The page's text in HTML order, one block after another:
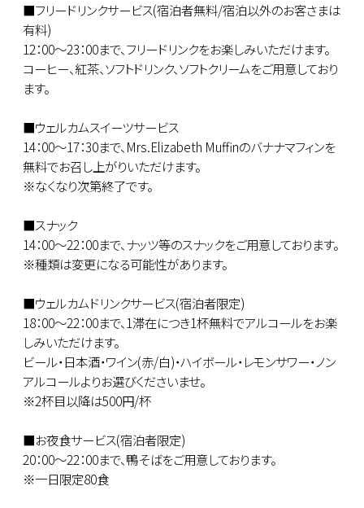
■フリードリンクサービス(宿泊者無料/宿泊以外のお客さまは
有料)
12：00～23：00まで、フリードリンクをお楽しみいただけます。
コーヒー、紅茶、ソフトドリンク、ソフトクリームをご用意しており
ます。
■ウェルカムスイーツサービス
14：00～17：30まで、Mrs.Elizabeth Muffinのバナナマフィンを
無料でお召し上がりいただけます。
※なくなり次第終了です。
■スナック
14：00～22：00まで、ナッツ等のスナックをご用意しております。
※種類は変更になる可能性があります。
■ウェルカムドリンクサービス(宿泊者限定)
18：00～22：00まで、1滞在につき1杯無料でアルコールをお楽
しみいただけます。
ビール・日本酒・ワイン(赤/白)・ハイボール・レモンサワー・ノン
アルコールよりお選びくださいませ。
※2杯目以降は500円/杯
■お夜食サービス(宿泊者限定)
20：00～22：00まで、鴨そばをご用意しております。
※一日限定80食